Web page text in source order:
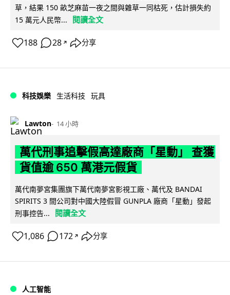
草，結果 150 畝芝麻苗一夜之間與雜草一同枯死，估計損失約
15 萬元人民幣...
閱讀全文
188 28 ↗ 分享
科技娛樂 生活科技 玩具
Lawton 14 小時
萬代刑事追擊假高達廠商「星動」 查獲
貨值逾 650 萬港元假貨
萬代南夢宮集團旗下萬代南夢宮影視工廠、萬代及 BANDAI
SPIRITS 3 間公司對中國大陸假冒 GUNPLA 廠商「星動」發起
刑事控告...
閱讀全文
1,086 172 ↗ 分享
人工智能